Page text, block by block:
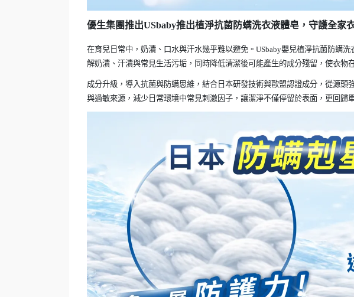
優生集團推出USbaby推出植淨抗菌防螨洗衣液體皂，守護全家
在育兒日常中，奶漬、口水與汗水幾乎難以避免。USbaby嬰兒植淨抗菌防螨
解奶漬、汗漬與常見生活污垢，同時降低清潔後可能產生的成分殘留，使衣物
成分升級，導入抗菌與防螨思維，結合日本研發技術與歐盟認證成分，從源
與過敏來源，減少日常環境中常見刺激因子，讓潔淨不僅停留於表面，更回歸